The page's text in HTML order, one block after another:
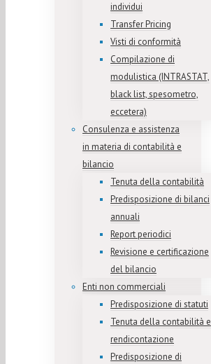
individui
Transfer Pricing
Visti di conformità
Compilazione di
modulistica (INTRASTAT,
black list, spesometro,
eccetera)
Consulenza e assistenza
in materia di contabilità e
bilancio
Tenuta della contabilità
Predisposizione di bilanci
annuali
Report periodici
Revisione e certificazione
del bilancio
Enti non commerciali
Predisposizione di statuti
Tenuta della contabilità e
rendicontazione
Predisposizione di